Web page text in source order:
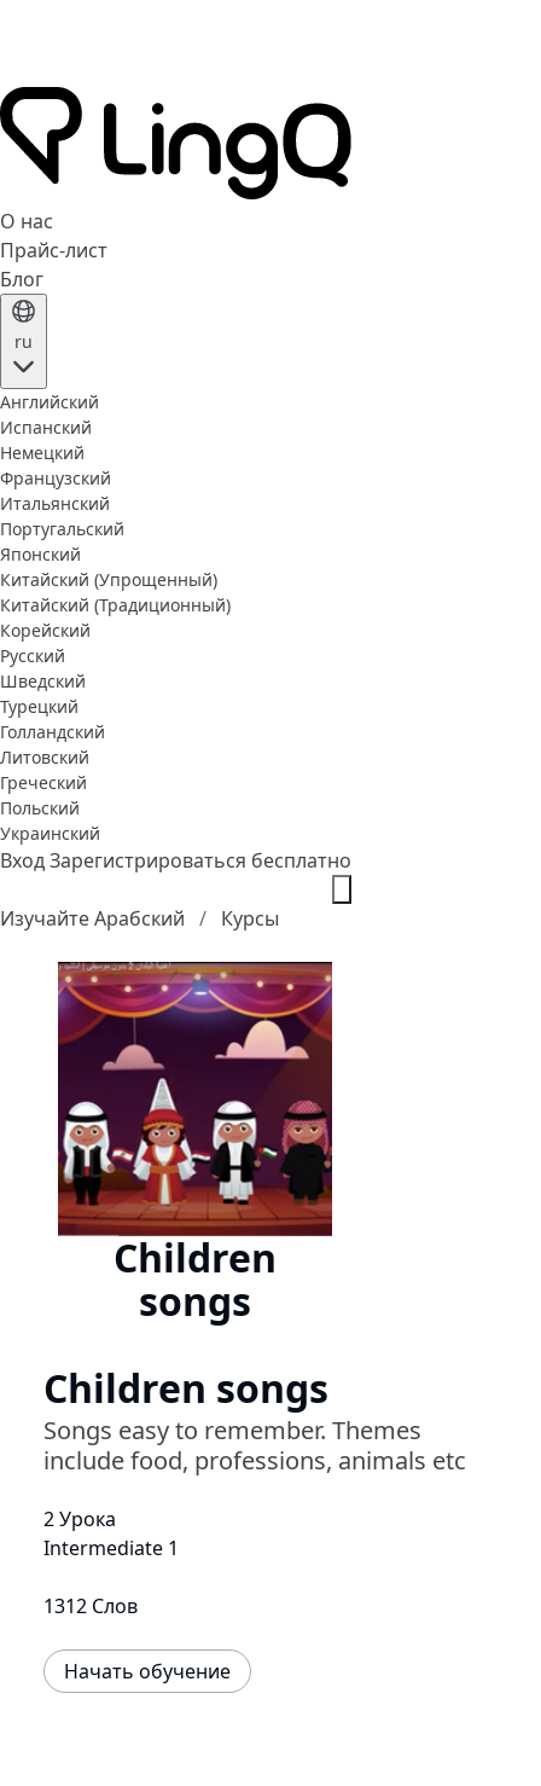
О нас
Прайс-лист
Блог
ru
Английский
Испанский
Немецкий
Французский
Итальянский
Португальский
Японский
Китайский (Упрощенный)
Китайский (Традиционный)
Корейский
Русский
Шведский
Турецкий
Голландский
Литовский
Греческий
Польский
Украинский
ВходЗарегистрироваться бесплатно
Изучайте Арабский Курсы
Children
songs
Children songs
Songs easy to remember. Themes
include food, professions, animals etc
2 Урока
Intermediate 1
1312 Слов
Начать обучение